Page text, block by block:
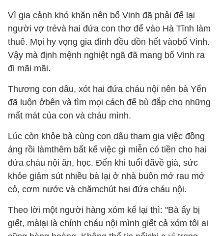
Vì gia cảnh khó khăn nên bố Vinh đã phải để lại
người vợ trẻvà hai đứa con thơ để vào Hà Tĩnh làm
thuê. Mọi hy vọng gia đình đều dồn hết vàobố Vinh.
Vậy mà định mệnh nghiệt ngã đã mang bố Vinh ra
đi mãi mãi.
Thương con dâu, xót hai đứa cháu nội nên bà Yến
đã luôn ởbên và tìm mọi cách để bù đắp cho những
mất mát của con và cháu mình.
Lúc còn khỏe bà cùng con dâu tham gia việc đồng
áng rồi làmthêm bất kể việc gì miễn có tiền cho hai
đứa cháu nội ăn, học. Đến khi tuổi đãvề già, sức
khỏe giảm sút nhiều bà lại ở nhà buôn mớ rau mớ
cỏ, cơm nước và chămchút hai đứa cháu nội.
Theo lời một người hàng xóm kể lại thì: "Bà ấy bị
giết, màlại là chính cháu nội mình giết cả xóm tôi ai